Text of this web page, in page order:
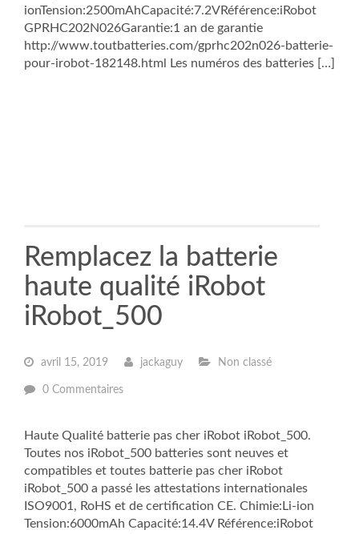
ionTension:2500mAhCapacité:7.2VRéférence:iRobot
GPRHC202N026Garantie:1 an de garantie
http://www.toutbatteries.com/gprhc202n026-batterie-
pour-irobot-182148.html Les numéros des batteries […]
Remplacez la batterie
haute qualité iRobot
iRobot_500
avril 15, 2019 jackaguy Non classé
0 Commentaires
Haute Qualité batterie pas cher iRobot iRobot_500.
Toutes nos iRobot_500 batteries sont neuves et
compatibles et toutes batterie pas cher iRobot
iRobot_500 a passé les attestations internationales
ISO9001, RoHS et de certification CE. Chimie:Li-ion
Tension:6000mAh Capacité:14.4V Référence:iRobot